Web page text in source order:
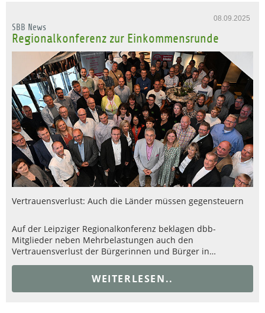
08.09.2025
SBB News
Regionalkonferenz zur Einkommensrunde
Vertrauensverlust: Auch die Länder müssen gegensteuern
Auf der Leipziger Regionalkonferenz beklagen dbb-
Mitglieder neben Mehrbelastungen auch den
Vertrauensverlust der Bürgerinnen und Bürger in…
WEITERLESEN..